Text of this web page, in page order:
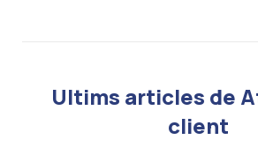
Ultims articles de
client